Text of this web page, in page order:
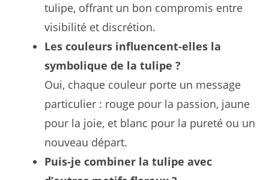
tulipe, offrant un bon compromis entre
visibilité et discrétion.
Les couleurs influencent-elles la
symbolique de la tulipe ?
Oui, chaque couleur porte un message
particulier : rouge pour la passion, jaune
pour la joie, et blanc pour la pureté ou un
nouveau départ.
Puis-je combiner la tulipe avec